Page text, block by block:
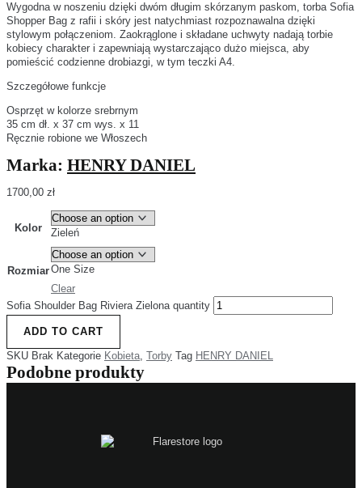
Wygodna w noszeniu dzięki dwóm długim skórzanym paskom, torba Sofia
Shopper Bag z rafii i skóry jest natychmiast rozpoznawalna dzięki
stylowym połączeniom. Zaokrąglone i składane uchwyty nadają torbie
kobiecy charakter i zapewniają wystarczająco dużo miejsca, aby
pomieścić codzienne drobiazgi, w tym teczki A4.
Szczegółowe funkcje
Osprzęt w kolorze srebrnym
35 cm dł. x 37 cm wys. x 11
Ręcznie robione we Włoszech
Marka: HENRY DANIEL
1700,00 zł
Kolor Zieleń
RozmiarOne Size
Clear
Sofia Shoulder Bag Riviera Zielona quantity
ADD TO CART
SKU Brak Kategorie Kobieta, Torby Tag HENRY DANIEL
Podobne produkty